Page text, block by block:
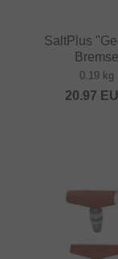
SaltPlus
Bremse
0.19 kg
20.97